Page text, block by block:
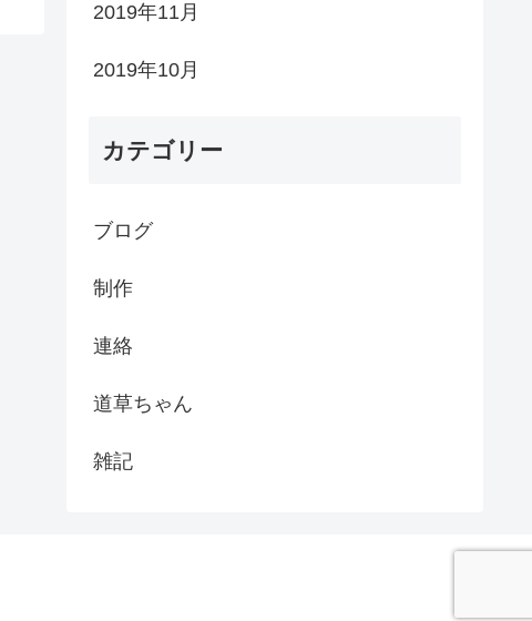
2019年11月
2019年10月
カテゴリー
ブログ
制作
連絡
道草ちゃん
雑記